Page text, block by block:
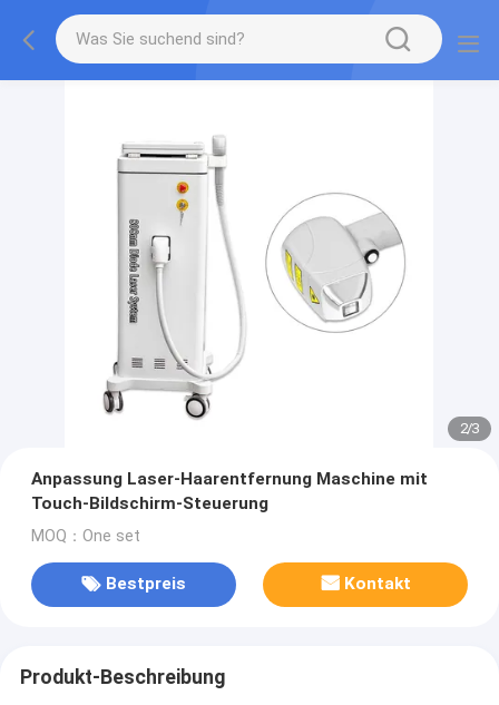
2/3
Anpassung Laser-Haarentfernung Maschine mit
Touch-Bildschirm-Steuerung
MOQ：One set
Bestpreis Kontakt
Produkt-Beschreibung